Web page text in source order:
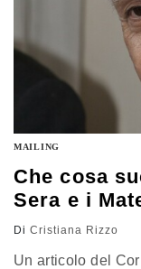
MAILING
Che cosa
Sera e i
Di Cristiana Rizzo
Un articolo del